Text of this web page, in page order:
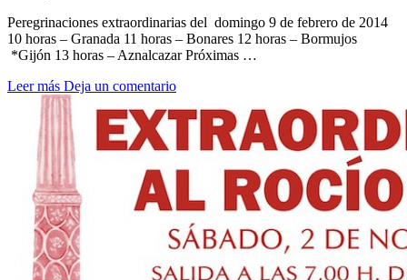
Peregrinaciones extraordinarias del domingo 9 de febrero de 2014
10 horas – Granada 11 horas – Bonares 12 horas – Bormujos
*Gijón 13 horas – Aznalcazar Próximas …
Leer más Deja un comentario